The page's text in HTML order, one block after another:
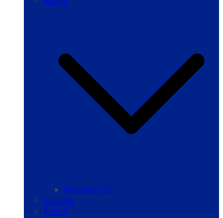
Nacional 🇻🇪
Ciclismo
Fútbol